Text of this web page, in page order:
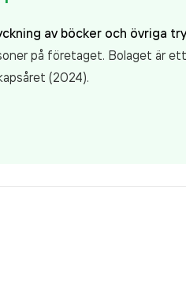
av böcker och övriga
på företaget. Bolaget är
(2024).